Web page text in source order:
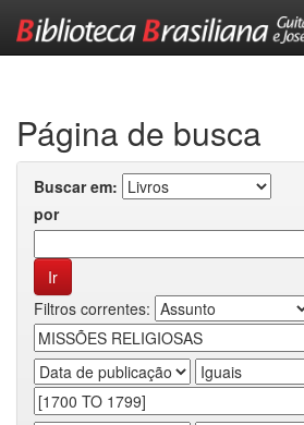
Página de busca
Buscar em:
por
Filtros correntes: